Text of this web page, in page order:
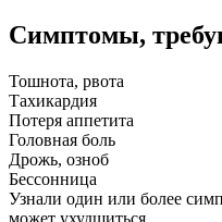
Симптомы,
Тошнота, рвота
Тахикардия
Потеря аппетита
Головная боль
Дрожь, озноб
Бессонница
Узнали один или более
может ухудшиться.